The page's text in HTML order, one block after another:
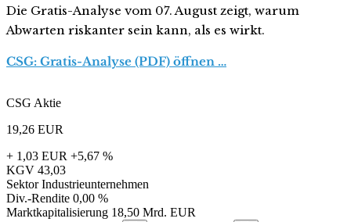
Die Gratis-Analyse vom 07. August zeigt, warum
Abwarten riskanter sein kann, als es wirkt.
CSG: Gratis-Analyse (PDF) öffnen …
CSG Aktie
19,26 EUR
+ 1,03 EUR +5,67 %
KGV 43,03
Sektor Industrieunternehmen
Div.-Rendite 0,00 %
Marktkapitalisierung 18,50 Mrd. EUR